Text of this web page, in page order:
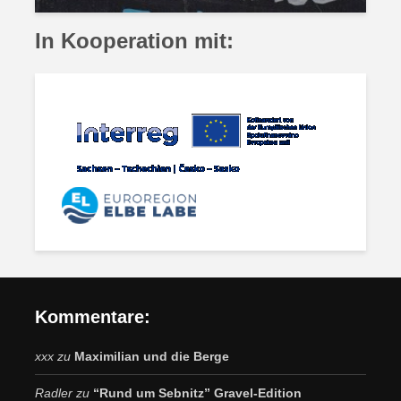
In Kooperation mit:
Kommentare:
xxx zu Maximilian und die Berge
Radler zu “Rund um Sebnitz” Gravel-Edition